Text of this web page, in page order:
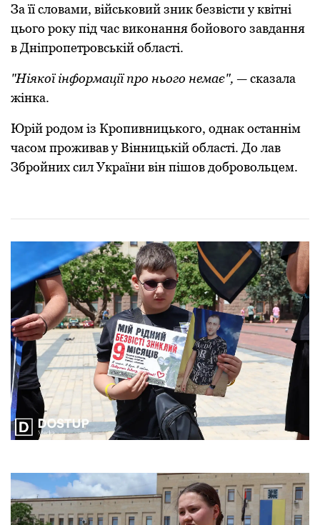
За її словами, військовий зник безвісти у квітні
цього року під час виконання бойового завдання
в Дніпропетровській області.
"Ніякої інформації про нього немає", — сказала
жінка.
Юрій родом із Кропивницького, однак останнім
часом проживав у Вінницькій області. До лав
Збройних сил України він пішов добровольцем.